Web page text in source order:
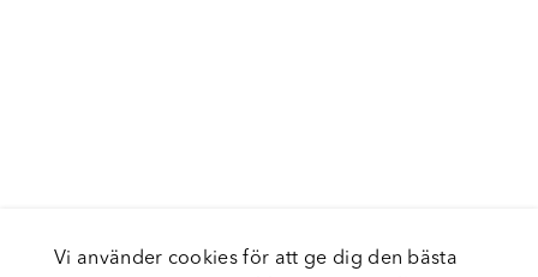
Vi använder cookies för att ge dig den bästa